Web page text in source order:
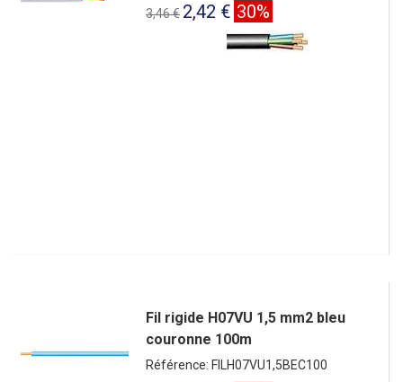
3,46 € 2,42 € 30%
Fil rigide H07VU 1,5 mm2 bleu
couronne 100m
Référence: FILH07VU1,5BEC100